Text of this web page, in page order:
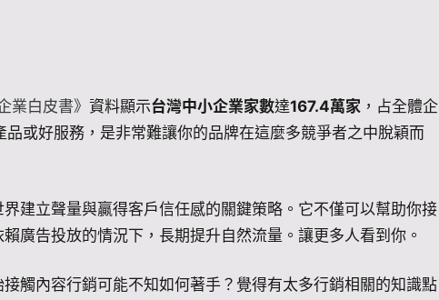
業白皮書》 資料顯示台灣中小企業家數達167.4萬家 ，占全體企
品或好服務，是非常難讓你的品牌在這麼多競爭者之中脫穎而
建立聲量與贏得客戶信任感的關鍵策略。它不僅可以幫助你接
廣告投放的情況下，長期提升自然流量。讓更多人看到你。
觸內容行銷可能不知如何著手？覺得有太多行銷相關的知識點